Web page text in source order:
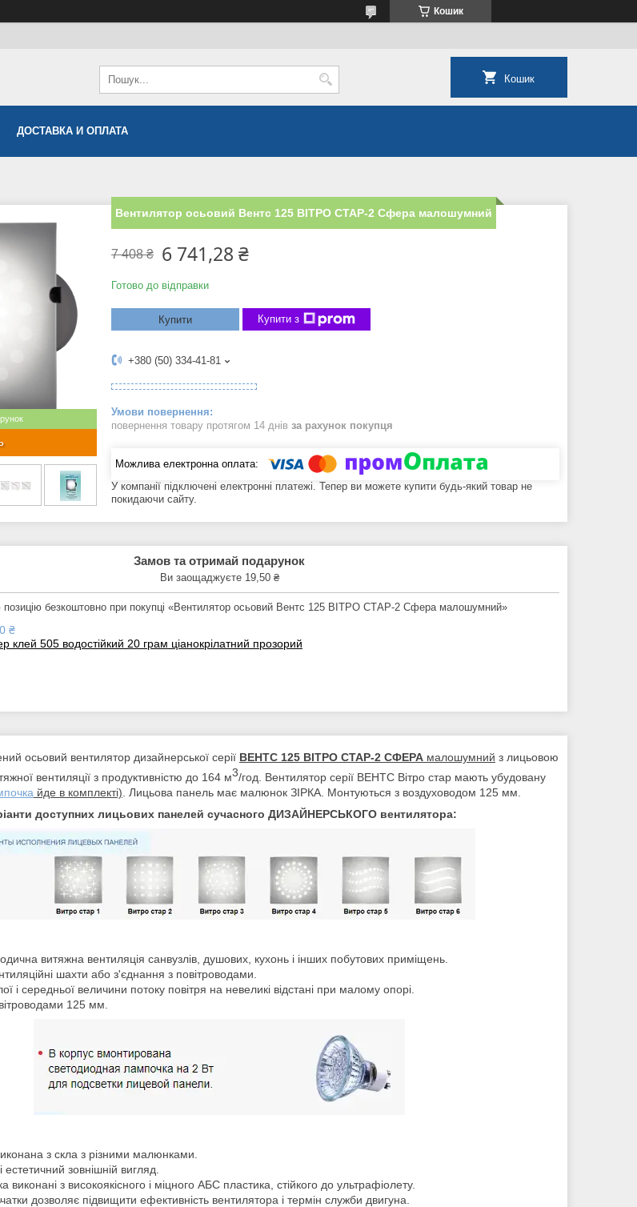
Кошик
Кошик
ДОСТАВКА И ОПЛАТА
Вентилятор осьовий Вентс 125 ВІТРО СТАР-2 Сфера малошумний
7 408 ₴ 6 741,28 ₴
Готово до відправки
Купити Купити з
+380 (50) 334-41-81
повернення товару протягом 14 днів за рахунок покупця
У компанії підключені електронні платежі. Тепер ви можете купити будь-який товар не
покидаючи сайту.
Замов та отримай подарунок
Ви заощаджуєте 19,50 ₴
безкоштовно при покупці «Вентилятор осьовий Вентс 125 ВІТРО СТАР-2 Сфера малошумний»
₴
клей 505 водостійкий 20 грам ціанокрілатний прозорий
осьовий вентилятор дизайнерської серії ВЕНТС 125 ВІТРО СТАР-2 СФЕРА малошумний з лицьовою
вентиляції з продуктивністю до 164 м3/год. Вентилятор серії ВЕНТС Вітро стар мають убудовану
йде в комплекті) . Лицьова панель має малюнок ЗІРКА. Монтуються з воздуховодом 125 мм.
доступних лицьових панелей сучасного ДИЗАЙНЕРСЬКОГО вентилятора:
витяжна вентиляція санвузлів, душових, кухонь і інших побутових приміщень.
шахти або з'єднання з повітроводами.
і середньої величини потоку повітря на невеликі відстані при малому опорі.
125 мм.
з скла з різними малюнками.
зовнішній вигляд.
виконані з високоякісного і міцного АБС пластика, стійкого до ультрафіолету.
дозволяє підвищити ефективність вентилятора і термін служби двигуна.